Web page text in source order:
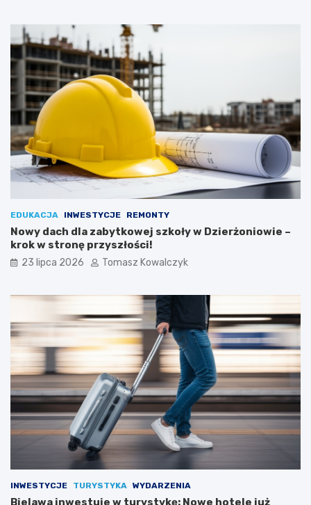
EDUKACJA INWESTYCJE REMONTY
Nowy dach dla zabytkowej szkoły w Dzierżoniowie –
krok w stronę przyszłości!
23 lipca 2026 Tomasz Kowalczyk
INWESTYCJE TURYSTYKA WYDARZENIA
Bielawa inwestuje w turystykę: Nowe hotele już